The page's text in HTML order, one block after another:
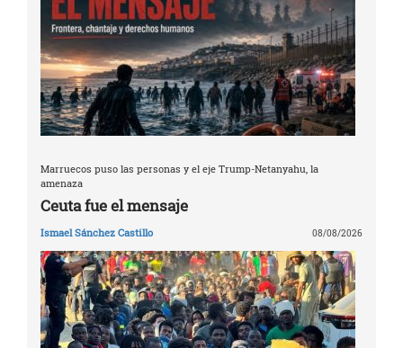
Marruecos puso las personas y el eje Trump-Netanyahu, la
amenaza
Ceuta fue el mensaje
Ismael Sánchez Castillo 08/08/2026